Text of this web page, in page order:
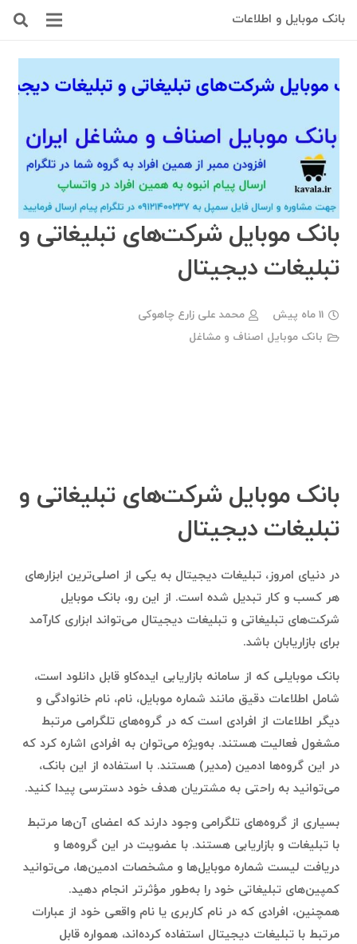
بانک موبایل و اطلاعات
بانک موبایل شرکت‌های تبلیغاتی و
تبلیغات دیجیتال
11 ماه پیش
محمد علی زارع چاهوکی
بانک موبایل اصناف و مشاغل
بانک موبایل شرکت‌های تبلیغاتی و
تبلیغات دیجیتال
در دنیای امروز، تبلیغات دیجیتال به یکی از اصلی‌ترین ابزارهای
هر کسب و کار تبدیل شده است. از این رو، بانک موبایل
شرکت‌های تبلیغاتی و تبلیغات دیجیتال می‌تواند ابزاری کارآمد
برای بازاریابان باشد.
بانک موبایلی که از سامانه بازاریابی ایده‌کاو قابل دانلود است،
شامل اطلاعات دقیق مانند شماره موبایل، نام، نام خانوادگی و
دیگر اطلاعات از افرادی است که در گروه‌های تلگرامی مرتبط
مشغول فعالیت هستند. به‌ویژه می‌توان به افرادی اشاره کرد که
در این گروه‌ها ادمین (مدیر) هستند. با استفاده از این بانک،
می‌توانید به راحتی به مشتریان هدف خود دسترسی پیدا کنید.
بسیاری از گروه‌های تلگرامی وجود دارند که اعضای آن‌ها مرتبط
با تبلیغات و بازاریابی هستند. با عضویت در این گروه‌ها و
دریافت لیست شماره موبایل‌ها و مشخصات ادمین‌ها، می‌توانید
کمپین‌های تبلیغاتی خود را به‌طور مؤثرتر انجام دهید.
همچنین، افرادی که در نام‌ کاربری یا نام واقعی خود از عبارات
مرتبط با تبلیغات دیجیتال استفاده کرده‌اند، همواره قابل